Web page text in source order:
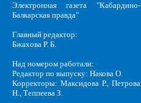
Электронная газета "Кабардино-
Балкарская правда"
Главный редактор:
Бжахова Р. Б.
Над номером работали:
Редактор по выпуску: Накова О.
Корректоры: Максидова Р., Петрова
Н., Теппеева З.